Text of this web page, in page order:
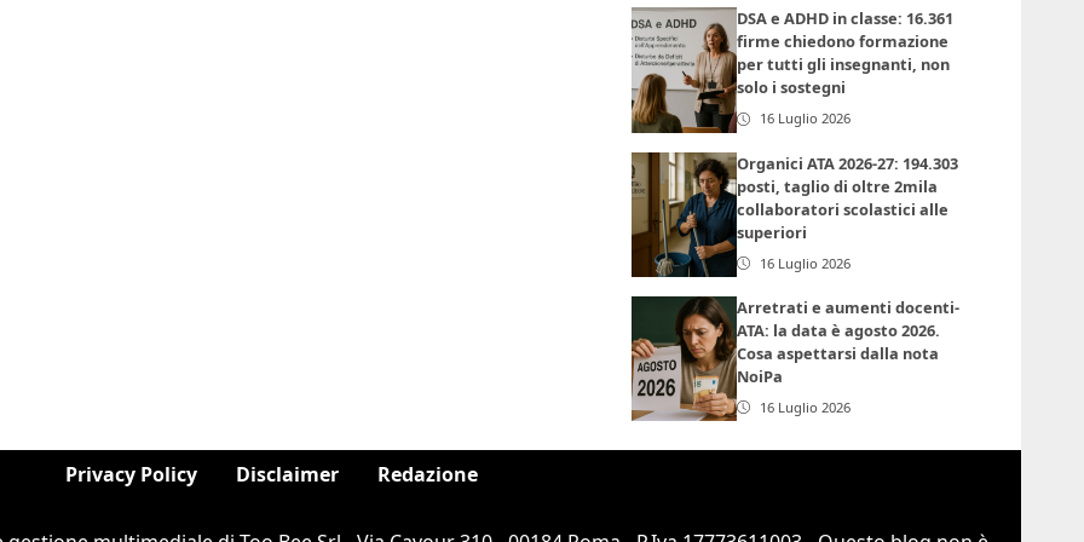
DSA e ADHD in classe: 16.361
firme chiedono formazione
per tutti gli insegnanti, non
solo i sostegni
16 Luglio 2026
Organici ATA 2026-27: 194.303
posti, taglio di oltre 2mila
collaboratori scolastici alle
superiori
16 Luglio 2026
Arretrati e aumenti docenti-
ATA: la data è agosto 2026.
Cosa aspettarsi dalla nota
NoiPa
16 Luglio 2026
Privacy Policy Disclaimer Redazione